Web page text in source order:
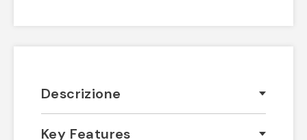
Descrizione
Key Features